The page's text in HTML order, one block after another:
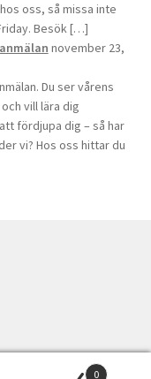
oss, så missa inte
Besök […]
november 23,
Du ser vårens
vill lära dig
fördjupa dig – så har
vi? Hos oss hittar du
0